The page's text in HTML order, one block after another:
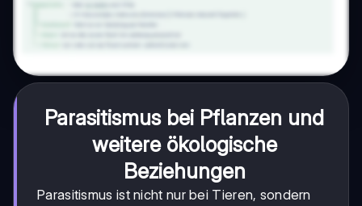
Parasitismus bei Pflanzen und
weitere ökologische
Beziehungen
Parasitismus ist nicht nur bei Tieren, sondern